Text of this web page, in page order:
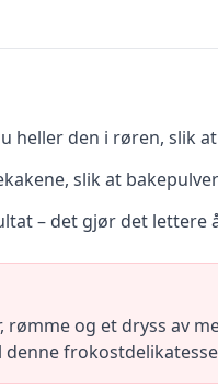
den i røren, slik
slik at
– det gjør det lettere
og et dryss av